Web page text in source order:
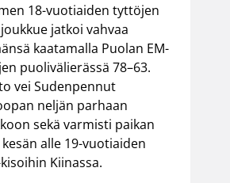
18-vuotiaiden tyttöjen
jatkoi vahvaa
kaatamalla Puolan EM-
puolivälierässä 78–63.
vei Sudenpennut
neljän parhaan
sekä varmisti paikan
alle 19-vuotiaiden
Kiinassa.